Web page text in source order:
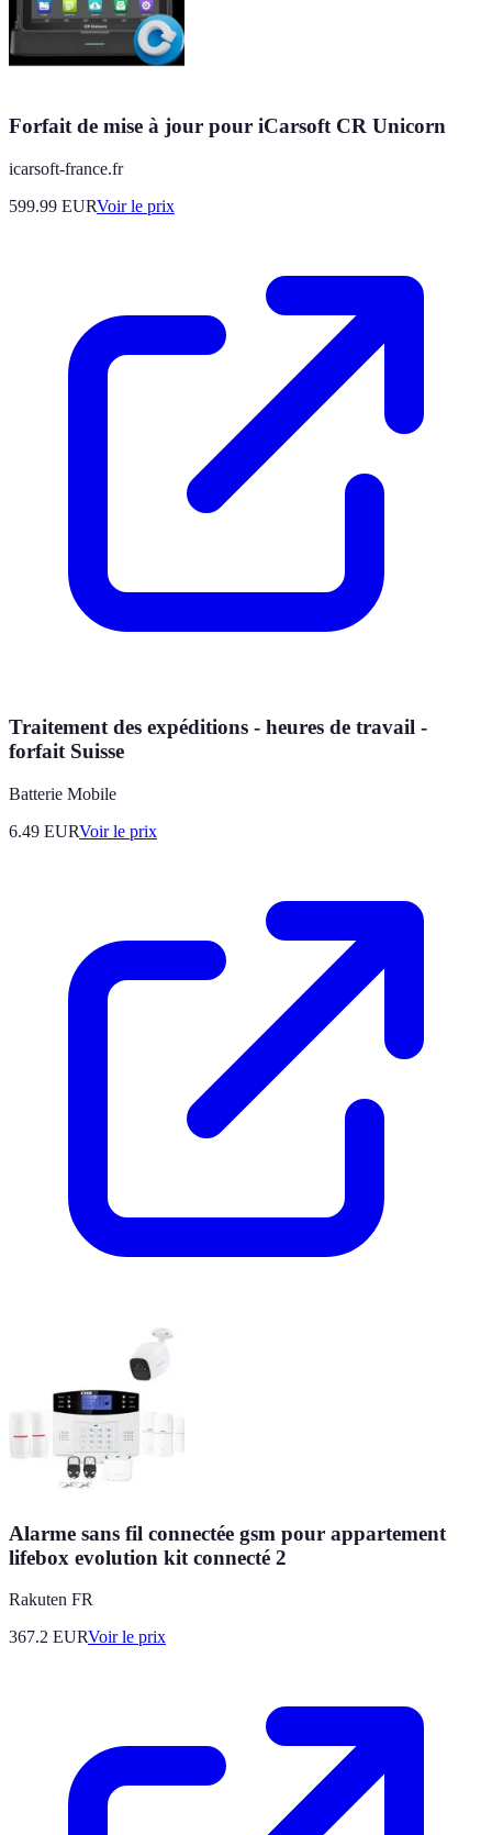
Forfait de mise à jour pour iCarsoft CR Unicorn
icarsoft-france.fr
599.99 EURVoir le prix
Traitement des expéditions - heures de travail -
forfait Suisse
Batterie Mobile
6.49 EURVoir le prix
Alarme sans fil connectée gsm pour appartement
lifebox evolution kit connecté 2
Rakuten FR
367.2 EURVoir le prix